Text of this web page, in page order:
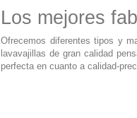
Los mejores
Ofrecemos diferentes tipos y
lavavajillas de gran calidad
perfecta en cuanto a calidad-